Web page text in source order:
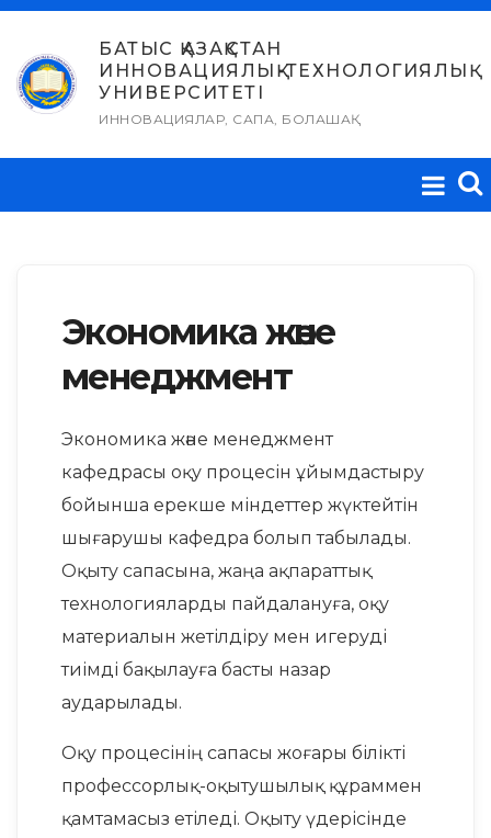
Skip
content
БАТЫС ҚАЗАҚСТАН
ИННОВАЦИЯЛЫҚ-ТЕХНОЛОГИЯЛЫҚ
УНИВЕРСИТЕТІ
ИННОВАЦИЯЛАР, САПА, БОЛАШАҚ
Экономика және
менеджмент
Экономика және менеджмент
кафедрасы оқу процесін ұйымдастыру
бойынша ерекше міндеттер жүктейтін
шығарушы кафедра болып табылады.
Оқыту сапасына, жаңа ақпараттық
технологияларды пайдалануға, оқу
материалын жетілдіру мен игеруді
тиімді бақылауға басты назар
аударылады.
Оқу процесінің сапасы жоғары білікті
профессорлық-оқытушылық құраммен
қамтамасыз етіледі. Оқыту үдерісінде